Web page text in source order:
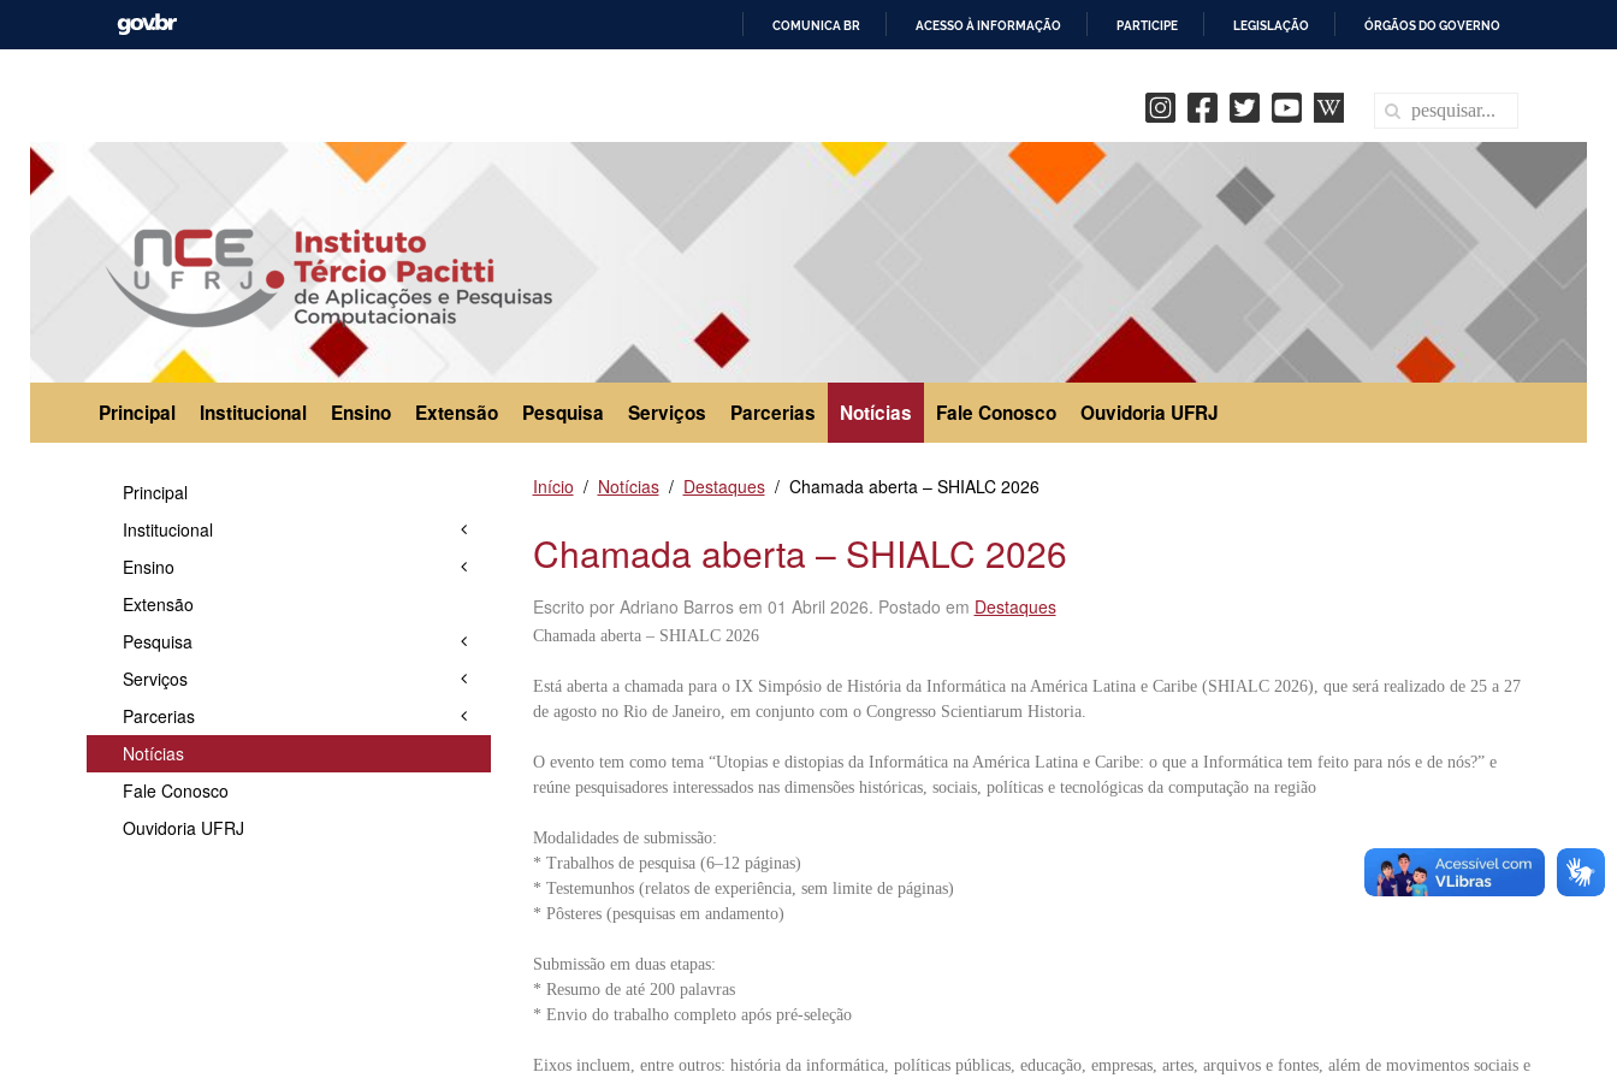
COMUNICA BR ACESSO À INFORMAÇÃO PARTICIPE LEGISLAÇÃO ÓRGÃOS DO GOVERNO
Principal Institucional Ensino Extensão Pesquisa Serviços Parcerias Notícias Fale Conosco Ouvidoria UFRJ
Início Notícias Destaques Chamada aberta – SHIALC 2026
Chamada aberta – SHIALC 2026
Escrito por Adriano Barros em 01 Abril 2026. Postado em Destaques
Chamada aberta – SHIALC 2026
Está aberta a chamada para o IX Simpósio de História da Informática na América Latina e Caribe (SHIALC 2026), que será realizado de 25 a 27
de agosto no Rio de Janeiro, em conjunto com o Congresso Scientiarum Historia.
O evento tem como tema “Utopias e distopias da Informática na América Latina e Caribe: o que a Informática tem feito para nós e de nós?” e
reúne pesquisadores interessados nas dimensões históricas, sociais, políticas e tecnológicas da computação na região
Modalidades de submissão:
* Trabalhos de pesquisa (6–12 páginas)
* Testemunhos (relatos de experiência, sem limite de páginas)
* Pôsteres (pesquisas em andamento)
Submissão em duas etapas:
* Resumo de até 200 palavras
* Envio do trabalho completo após pré-seleção
Eixos incluem, entre outros: história da informática, políticas públicas, educação, empresas, artes, arquivos e fontes, além de movimentos sociais e
Principal
Institucional
Ensino
Extensão
Pesquisa
Serviços
Parcerias
Notícias
Fale Conosco
Ouvidoria UFRJ